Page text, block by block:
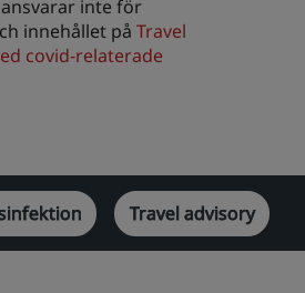
inte för
innehållet på Travel
covid-relaterade
Travel advisory